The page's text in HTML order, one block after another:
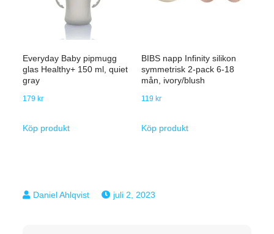
Everyday Baby pipmugg
glas Healthy+ 150 ml, quiet
gray
179 kr
Köp produkt
BIBS napp Infinity silikon
symmetrisk 2-pack 6-18
mån, ivory/blush
119 kr
Köp produkt
juli 2, 2023